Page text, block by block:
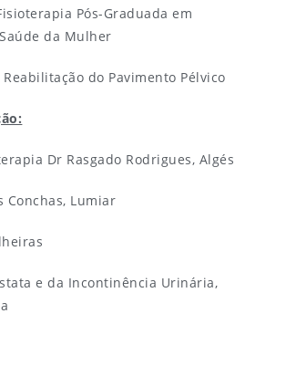
Pós-Graduada em
da Mulher
do Pavimento Pélvico
Dr Rasgado Rodrigues, Algés
Conchas, Lumiar
e da Incontinência Urinária,